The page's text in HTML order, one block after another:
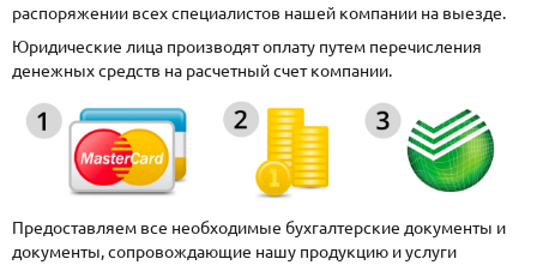
распоряжении всех специалистов нашей компании на выезде.
Юридические лица производят оплату путем перечисления
денежных средств на расчетный счет компании.
Предоставляем все необходимые бухгалтерские документы и
документы, сопровождающие нашу продукцию и услуги